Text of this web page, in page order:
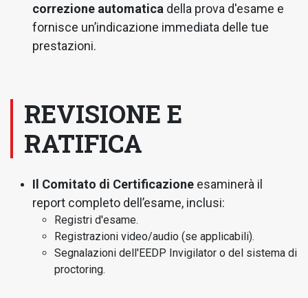
correzione automatica della prova d'esame e
fornisce un’indicazione immediata delle tue
prestazioni.
REVISIONE E
RATIFICA
Il Comitato di Certificazione esaminerà il
report completo dell’esame, inclusi:
Registri d'esame.
Registrazioni video/audio (se applicabili).
Segnalazioni dell'EEDP Invigilator o del sistema di
proctoring.